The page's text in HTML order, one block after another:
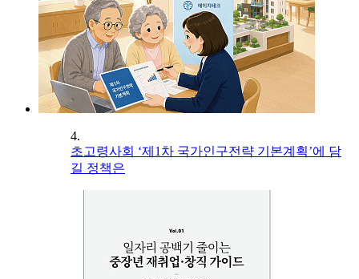
4.
초고령사회 ‘제1차 국가인구전략 기본계획’에 담
길 정책은